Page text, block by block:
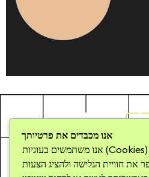
Home
Creative Solutions
אנו מכבדים את פרטיותך
אנו משתמשים בעוגיות (Cookies) כדי להפעיל את
את חוויית הגלישה ולהציג הצעות